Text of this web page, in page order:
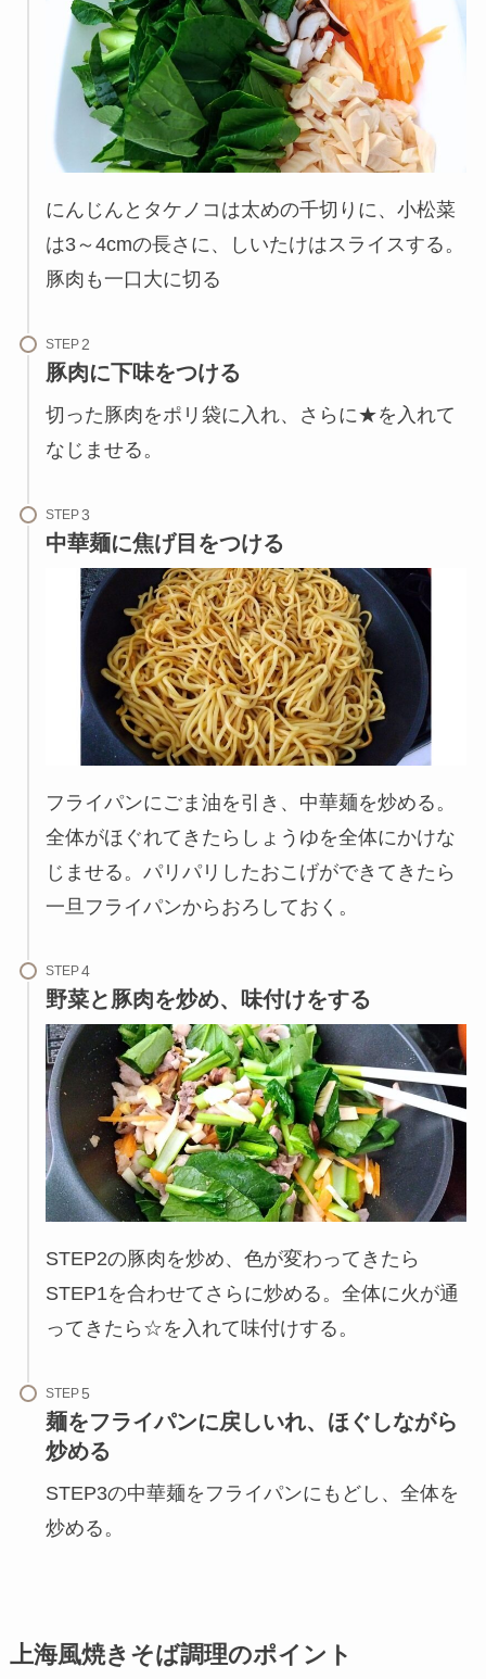
にんじんとタケノコは太めの千切りに、小松菜
は3～4cmの長さに、しいたけはスライスする。
豚肉も一口大に切る
STEP
豚肉に下味をつける
切った豚肉をポリ袋に入れ、さらに★を入れて
なじませる。
STEP
中華麺に焦げ目をつける
フライパンにごま油を引き、中華麺を炒める。
全体がほぐれてきたらしょうゆを全体にかけな
じませる。パリパリしたおこげができてきたら
一旦フライパンからおろしておく。
STEP
野菜と豚肉を炒め、味付けをする
STEP2の豚肉を炒め、色が変わってきたら
STEP1を合わせてさらに炒める。全体に火が通
ってきたら☆を入れて味付けする。
STEP
麺をフライパンに戻しいれ、ほぐしながら
炒める
STEP3の中華麺をフライパンにもどし、全体を
炒める。
上海風焼きそば調理のポイント